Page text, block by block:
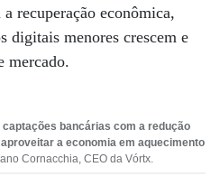
recuperação econômica,
digitais menores crescem e
mercado.
captações bancárias com a redução
a economia em aquecimento
Cornacchia, CEO da Vórtx.